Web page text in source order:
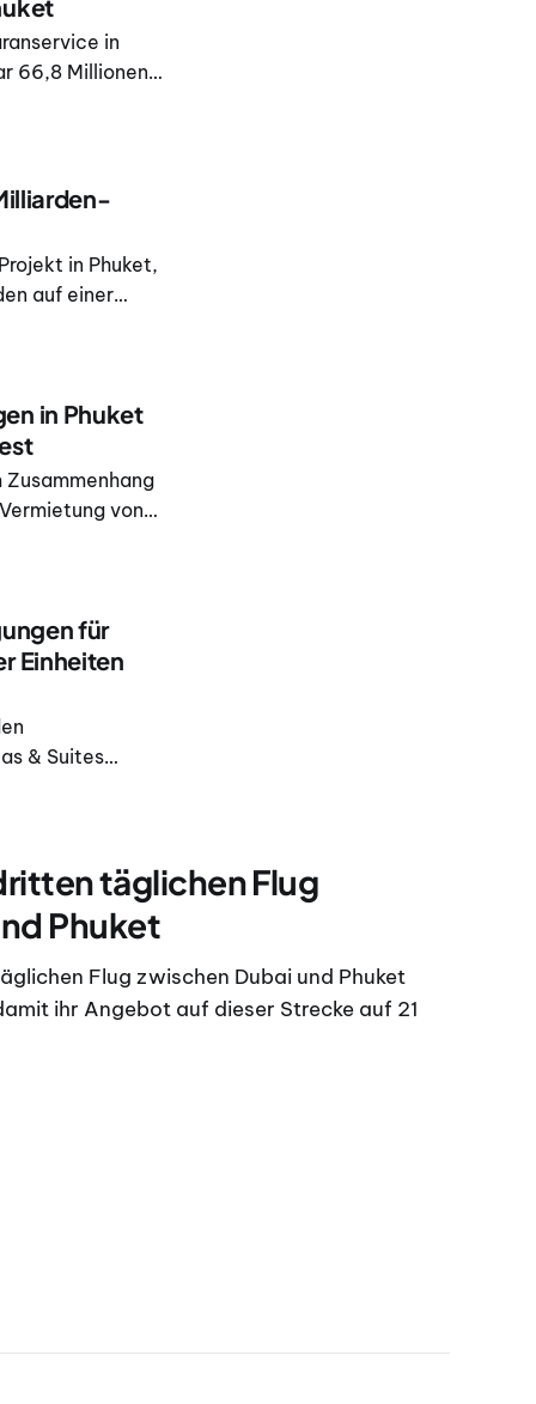
in
66,8 Millionen
in Phuket,
auf einer
Pru
in Phuket
von
für
Einheiten
& Suites
550
täglichen Flug
Phuket
Flug zwischen Dubai und Phuket
ihr Angebot auf dieser Strecke auf 21